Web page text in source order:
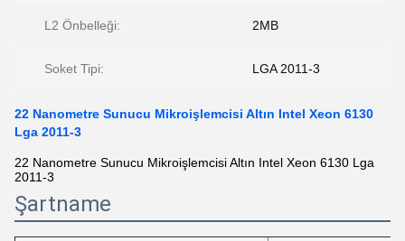
L2 Önbelleği: 2MB
Soket Tipi: LGA 2011-3
22 Nanometre Sunucu Mikroişlemcisi Altın Intel Xeon 6130
Lga 2011-3
22 Nanometre Sunucu Mikroişlemcisi Altın Intel Xeon 6130 Lga
2011-3
Şartname